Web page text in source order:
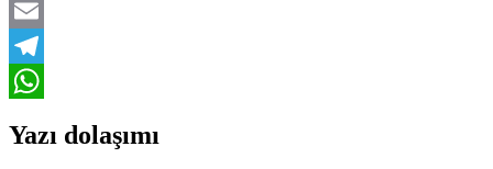
LinkedIn
Email
Telegram
Yazı dolaşımı